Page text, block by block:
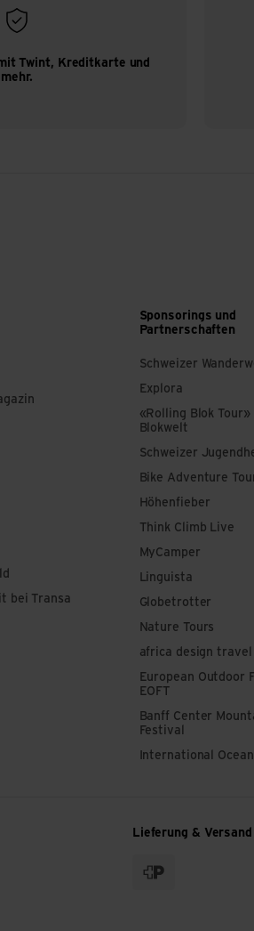
Twint, Kreditkarte und
mehr.
bei Transa
Sponsorings und
Partnerschaften
Schweizer
Explora
«Rolling Blok Tour»
Blokwelt
Schweizer
Bike Adventure
Höhenfieber
Think Climb Live
MyCamper
Linguista
Globetrotter
Nature Tours
africa design travel
European Outdoor
EOFT
Banff Center
Festival
International
Lieferung & Versand